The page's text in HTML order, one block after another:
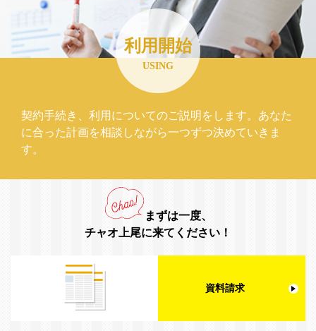
利用開始
USING
契約手続き、利用についてのご説明をします。あなた
に合った計画を相談しながら一つずつ決めていきま
す。
まずは一度、
チャオ上尾に来てください！
資料請求